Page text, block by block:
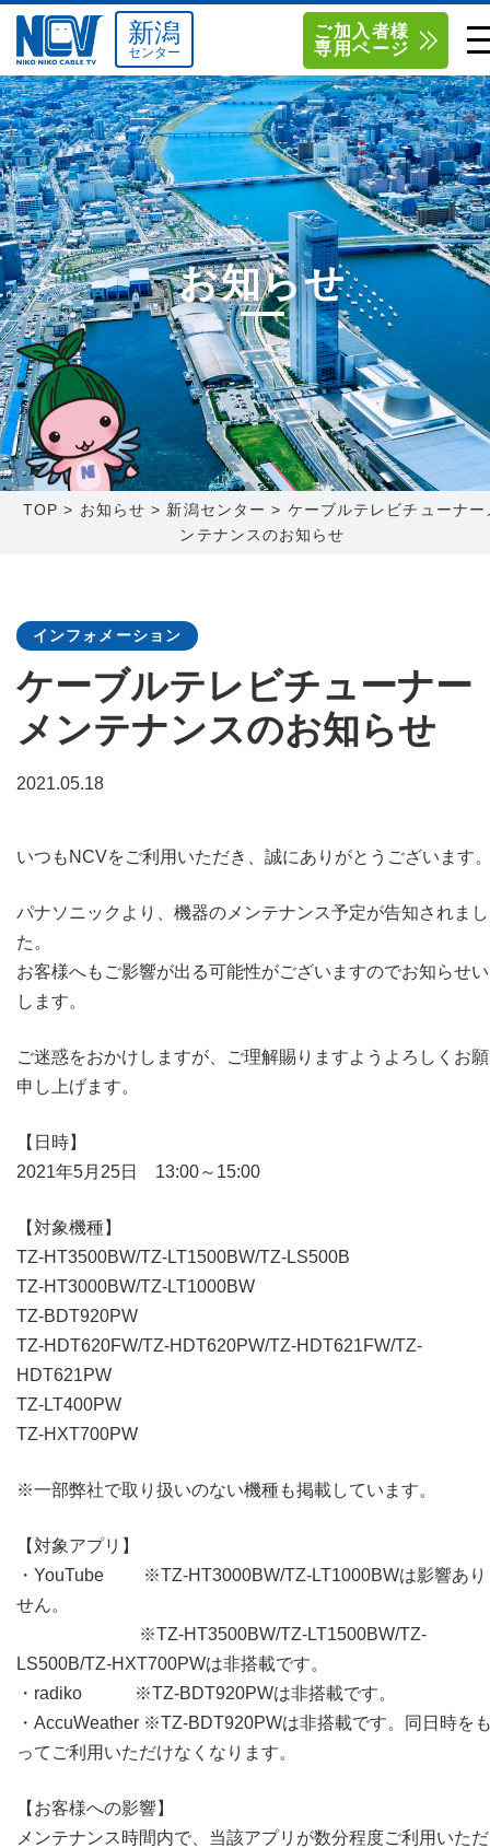
南東北センター（米沢） 0238-24-2525
南東北センター（福島） 0120-173-577
函館センター 0138-34-2525
新潟センター 025-210-1200
単品サービス
単品料金
お得なセットプラン
料金シミュレーション
サポート
Q&A
センター情報
障害メンテナンス情報
お問い合わせ
お申し込み
南東北センター(米沢)
〒992-0044
山形県米沢市春日四丁目2-75
0238-24-2525
営業時間 9:00～18:00
南東北センター(福島)
〒960-8252
福島県福島市御山字一本松17-1-
1
0120-173-577
営業時間 9:15～18:00
〒041-0801
0138-34-2525
〒950-1189
新潟
センター
ご加入者様
専用ページ
お知らせ
TOP > お知らせ > 新潟センター > ケーブルテレビチューナー
ンテナンスのお知らせ
インフォメーション
ケーブルテレビチューナー
メンテナンスのお知らせ
2021.05.18
いつもNCVをご利用いただき、誠にありがとうございます
パナソニックより、機器のメンテナンス予定が告知されまし
た。
お客様へもご影響が出る可能性がございますのでお知らせ
します。
ご迷惑をおかけしますが、ご理解賜りますようよろしくお
申し上げます。
【日時】
2021年5月25日 13:00～15:00
【対象機種】
TZ-HT3500BW/TZ-LT1500BW/TZ-LS500B
TZ-HT3000BW/TZ-LT1000BW
TZ-BDT920PW
TZ-HDT620FW/TZ-HDT620PW/TZ-HDT621FW/TZ-
HDT621PW
TZ-LT400PW
TZ-HXT700PW
※一部弊社で取り扱いのない機種も掲載しています。
【対象アプリ】
・YouTube ※TZ-HT3000BW/TZ-LT1000BWは影響あり
せん。
※TZ-HT3500BW/TZ-LT1500BW/TZ-
LS500B/TZ-HXT700PWは非搭載です。
・radiko ※TZ-BDT920PWは非搭載です。
・AccuWeather ※TZ-BDT920PWは非搭載です。同日時を
ってご利用いただけなくなります。
【お客様への影響】
メンテナンス時間内で、当該アプリが数分程度ご利用いた